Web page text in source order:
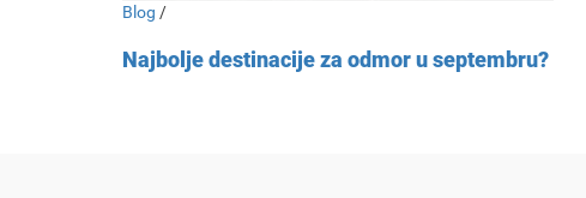
Blog /
Najbolje destinacije za odmor u septembru?